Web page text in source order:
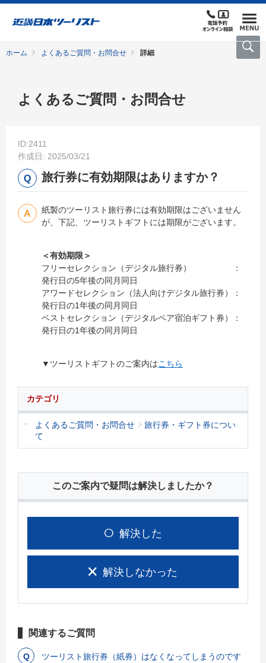
ホーム よくあるご質問・お問合せ 詳細
よくあるご質問・お問合せ
ID:2411
作成日: 2025/03/21
旅行券に有効期限はありますか？
紙製のツーリスト旅行券には有効期限はございません
が、下記、ツーリストギフトには期限がございます。
＜有効期限＞
フリーセレクション（デジタル旅行券） ：
発行日の5年後の同月同日
アワードセレクション（法人向けデジタル旅行券）：
発行日の1年後の同月同日
ベストセレクション（デジタルペア宿泊ギフト券）：
発行日の1年後の同月同日
▼ツーリストギフトのご案内はこちら
カテゴリ
よくあるご質問・お問合せ
旅行券・ギフト券につい
て
このご案内で疑問は解決しましたか？
解決した
解決しなかった
関連するご質問
ツーリスト旅行券（紙券）はなくなってしまうのです